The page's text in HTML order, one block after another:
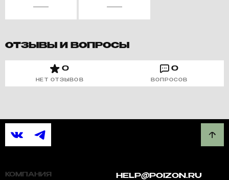
ОТЗЫВЫ И ВОПРОСЫ
0
НЕТ ОТЗЫВОВ
0
ВОПРОСОВ
КОМПАНИЯ
HELP@POIZON.RU